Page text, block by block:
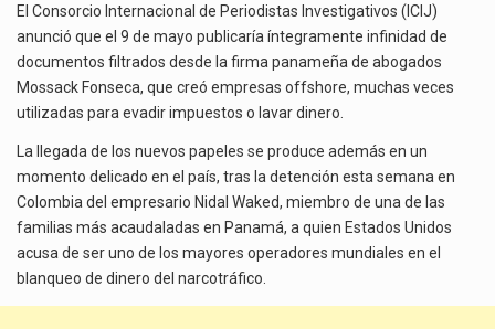
El Consorcio Internacional de Periodistas Investigativos (ICIJ)
anunció que el 9 de mayo publicaría íntegramente infinidad de
documentos filtrados desde la firma panameña de abogados
Mossack Fonseca, que creó empresas offshore, muchas veces
utilizadas para evadir impuestos o lavar dinero.
La llegada de los nuevos papeles se produce además en un
momento delicado en el país, tras la detención esta semana en
Colombia del empresario Nidal Waked, miembro de una de las
familias más acaudaladas en Panamá, a quien Estados Unidos
acusa de ser uno de los mayores operadores mundiales en el
blanqueo de dinero del narcotráfico.